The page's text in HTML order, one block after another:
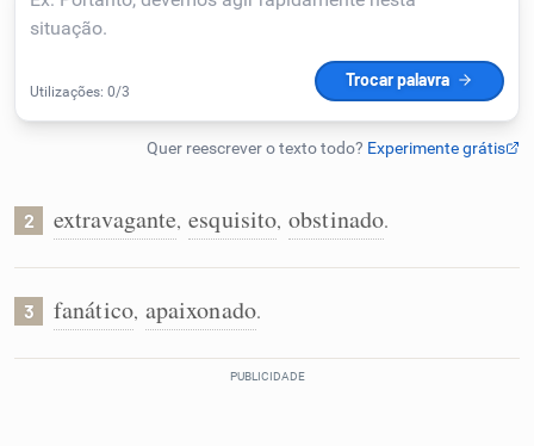
Corrigir Texto
Detector de IA
Humanizador de IA
Conexões
2 extravagante, esquisito, obstinado.
3 fanático, apaixonado.